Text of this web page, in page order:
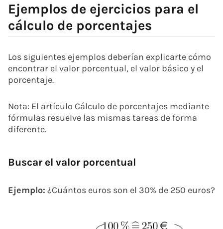
Ejemplos de ejercicios para el
cálculo de porcentajes
Los siguientes ejemplos deberían explicarte cómo
encontrar el valor porcentual, el valor básico y el
porcentaje.
Nota: El artículo Cálculo de porcentajes mediante
fórmulas resuelve las mismas tareas de forma
diferente.
Buscar el valor porcentual
Ejemplo: ¿Cuántos euros son el 30% de 250 euros?